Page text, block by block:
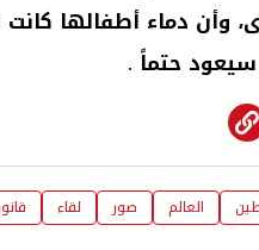
وأن دماء أطفالها كانت
سيعود حتماً .
العالم صور لقاء